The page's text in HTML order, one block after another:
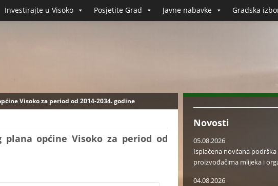
Investirajte u Visoko Posjetite Grad Javne nabavke Gradska
Visoko za period od 2014-2034. godine
općine Visoko za period od
Novosti
05.08.2026
Isplaćena novčana
proizvođačima mlijeka i
04.08.2026